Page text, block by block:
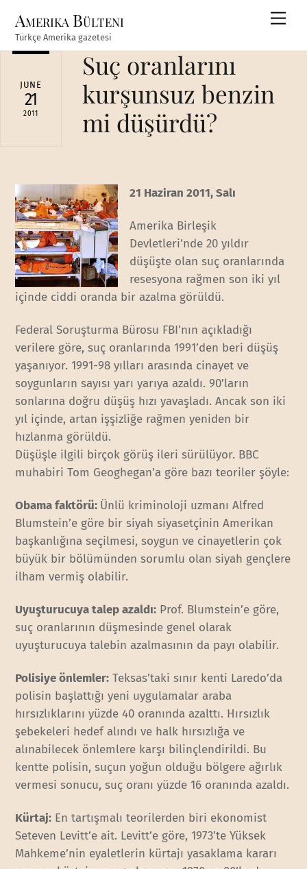
content
Amerika Bülteni
Türkçe Amerika gazetesi
JUNE
21
2011
Suç oranlarını
kurşunsuz benzin
mi düşürdü?
21 Haziran 2011, Salı
Amerika Birleşik
Devletleri’nde 20 yıldır
düşüşte olan suç oranlarında
resesyona rağmen son iki yıl
içinde ciddi oranda bir azalma görüldü.
Federal Soruşturma Bürosu FBI’nın açıkladığı
verilere göre, suç oranlarında 1991’den beri düşüş
yaşanıyor. 1991-98 yılları arasında cinayet ve
soygunların sayısı yarı yarıya azaldı. 90’ların
sonlarına doğru düşüş hızı yavaşladı. Ancak son iki
yıl içinde, artan işşizliğe rağmen yeniden bir
hızlanma görüldü.
Düşüşle ilgili birçok görüş ileri sürülüyor. BBC
muhabiri Tom Geoghegan’a göre bazı teoriler şöyle:
Obama faktörü: Ünlü kriminoloji uzmanı Alfred
Blumstein’e göre bir siyah siyasetçinin Amerikan
başkanlığına seçilmesi, soygun ve cinayetlerin çok
büyük bir bölümünden sorumlu olan siyah gençlere
ilham vermiş olabilir.
Uyuşturucuya talep azaldı: Prof. Blumstein’e göre,
suç oranlarının düşmesinde genel olarak
uyuşturucuya talebin azalmasının da payı olabilir.
Polisiye önlemler: Teksas’taki sınır kenti Laredo’da
polisin başlattığı yeni uygulamalar araba
hırsızlıklarını yüzde 40 oranında azalttı. Hırsızlık
şebekeleri hedef alındı ve halk hırsızlığa ve
alınabilecek önlemlere karşı bilinçlendirildi. Bu
kentte polisin, suçun yoğun olduğu bölgere ağırlık
vermesi sonucu, suç oranı yüzde 16 oranında azaldı.
Kürtaj: En tartışmalı teorilerden biri ekonomist
Seteven Levitt’e ait. Levitt’e göre, 1973’te Yüksek
Mahkeme’nin eyaletlerin kürtajı yasaklama kararı